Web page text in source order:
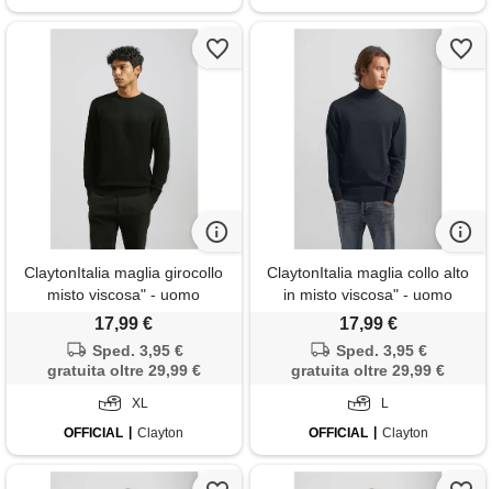
ClaytonItalia maglia girocollo
misto viscosa" - uomo
17,99 €
Sped. 3,95 €
gratuita oltre 29,99 €
XL
OFFICIAL
Clayton
ClaytonItalia maglia collo alto
in misto viscosa" - uomo
17,99 €
Sped. 3,95 €
gratuita oltre 29,99 €
L
OFFICIAL
Clayton